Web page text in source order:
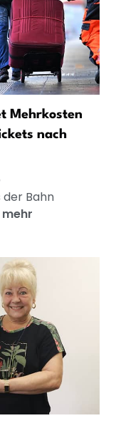
Mehrkosten
nach
Bahn
mehr